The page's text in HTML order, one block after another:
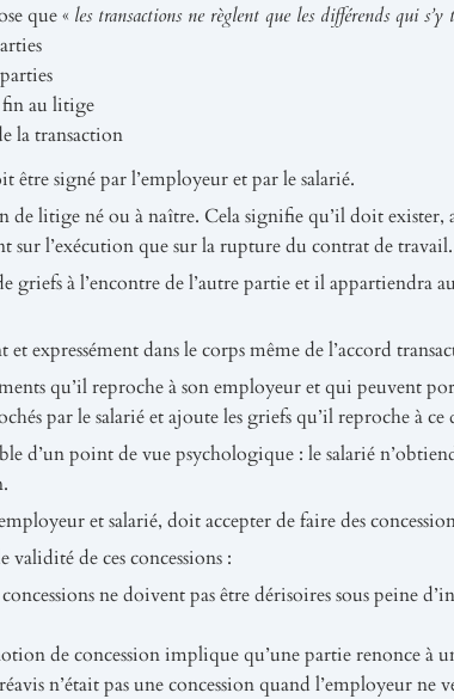
que « les transactions ne règlent que les différends qui
fin au litige
la transaction
être signé par l’employeur et par le salarié.
de litige né ou à naître. Cela signifie qu’il doit
sur l’exécution que sur la rupture du contrat de travail.
griefs à l’encontre de l’autre partie et il appartiendra
expressément dans le corps même de l’accord
qu’il reproche à son employeur et qui peuvent
par le salarié et ajoute les griefs qu’il reproche à ce
d’un point de vue psychologique : le salarié
et salarié, doit accepter de faire des
de ces concessions :
ne doivent pas être dérisoires sous peine
de concession implique qu’une partie renonce à
n’était pas une concession quand l’employeur ne